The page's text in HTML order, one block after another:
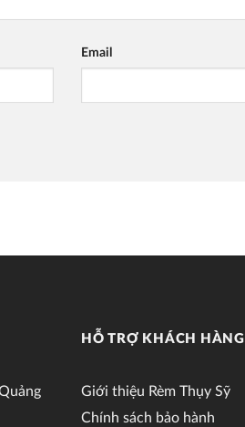
Email
HỖ TRỢ KHÁCH HÀNG
Giới thiệu Rèm Thụy Sỹ
Chính sách bảo hành